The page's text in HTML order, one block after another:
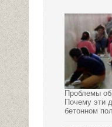
Проблемы
Почему эти
бетонном